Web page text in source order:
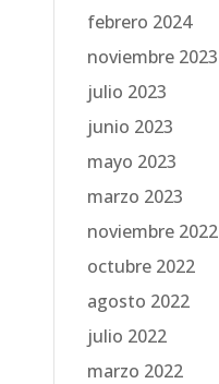
febrero 2024
noviembre 2023
julio 2023
junio 2023
mayo 2023
marzo 2023
noviembre 2022
octubre 2022
agosto 2022
julio 2022
marzo 2022